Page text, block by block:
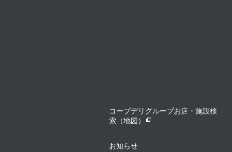
コープデリグループお店・施設検
索（地図）
お知らせ